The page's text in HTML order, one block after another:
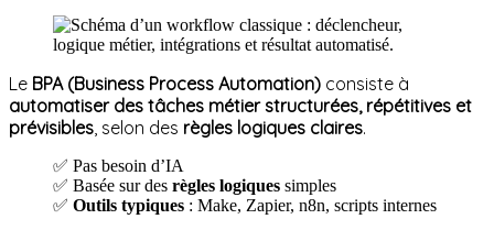
Le BPA (Business Process Automation) consiste à
automatiser des tâches métier structurées, répétitives et
prévisibles, selon des règles logiques claires.
✅ Pas besoin d’IA
✅ Basée sur des règles logiques simples
✅ Outils typiques : Make, Zapier, n8n, scripts internes